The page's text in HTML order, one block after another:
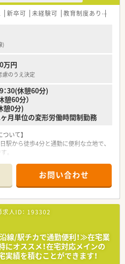
新卒可 未経験可 教育制度あり
)
万円
慮のうえ決定
：30(休憩60分)
憩60分）
憩0分)
月単位の変形労働時間制勤務
いて】
駅から徒歩4分と通勤に便利な立地で、
。
。
名体制で、事務員も複数名在籍してお
。
について】
増員募集を行っており、チームワーク
します。
ンクがある方も、充実した研修制度があ
ます。
視し、地域医療への貢献に意欲を持っ
います。
お問い合わせ
人ID： 193302
線/駅チカで通勤便利！≫在宅業
オススメ！在宅対応メインの
績を積むことができます！